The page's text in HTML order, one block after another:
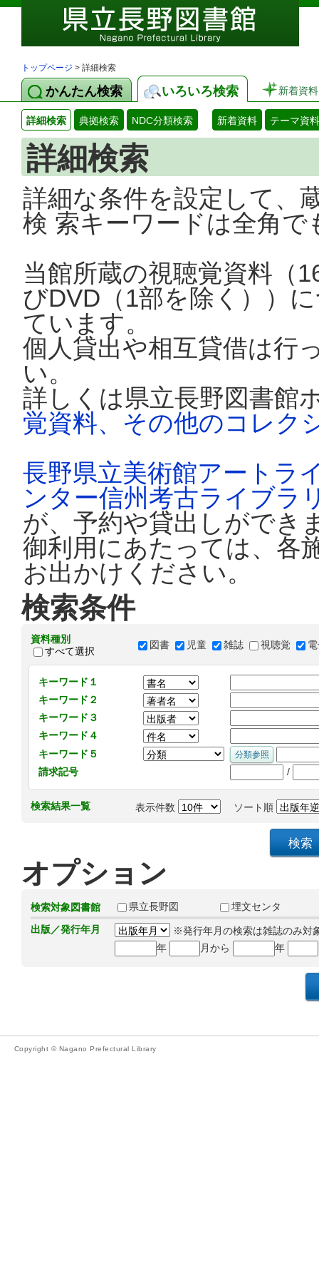
トップページ > 詳細検索
かんたん検索 いろいろ検索 新着資料
詳細検索 典拠検索 NDC分類検索 新着資料 テーマ資料
詳細検索
詳細な条件を設定して、
検 索キーワードは全角
当館所蔵の視聴覚資料（
びDVD（1部を除く））
ています。
個人貸出や相互貸借は行
い。
詳しくは県立長野図書館
覚資料、その他のコレク
長野県立美術館アートラ
ンター信州考古ライブラ
が、予約や貸出しができ
御利用にあたっては、各
お出かけください。
検索条件
資料種別
すべて選択
図書 児童 雑誌 視聴覚
キーワード１
キーワード２
キーワード３
キーワード４
キーワード５
請求記号
/
検索結果一覧 表示件数 ソート順
オプション
検索対象図書館 県立長野図
埋文センタ
出版／発行年月
※発行年月の検索は雑誌のみ対
年
月から 年
Copyright © Nagano Prefectural Library